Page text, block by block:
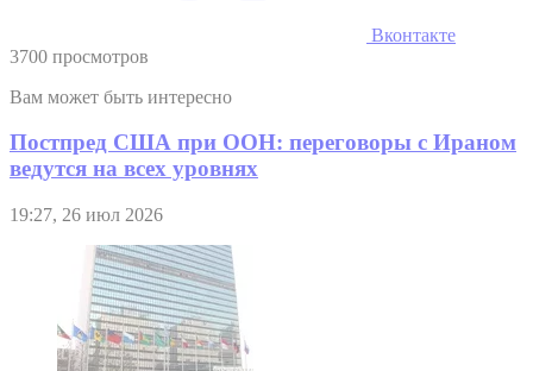
Вконтакте
3700 просмотров
Вам может быть интересно
Постпред США при ООН: переговоры с Ираном
ведутся на всех уровнях
19:27, 26 июл 2026